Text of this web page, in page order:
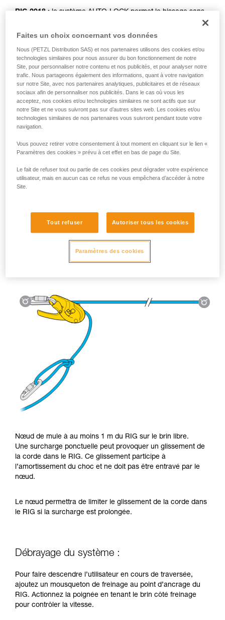
RIG 2018 : le système AUTO-LOCK permet le hissage sans
RIG < 2018 :poignée en position b (assurage).
Mouflage simple, traction par deux personnes.
automatiquement et ramène la poignée en position d’arrêt.
poignée en position c (maintien au travail).
Nœud de mule à au moins 1 m du RIG sur le brin libre.
Une surcharge ponctuelle peut provoquer un glissement de
la corde dans le RIG. Ce glissement participe à
l’amortissement du choc et ne doit pas être entravé par le
nœud.
Le nœud permettra de limiter le glissement de la corde dans
le RIG si la surcharge est prolongée.
Débrayage du système :
Pour faire descendre l’utilisateur en cours de traversée,
ajoutez un mousqueton de freinage au point d’ancrage du
RIG. Actionnez la poignée en tenant le brin côté freinage
pour contrôler la vitesse.
Faites un choix concernant vos données
Nous (PETZL Distribution SAS) et nos partenaires utilisons des cookies et/ou
technologies similaires pour nous assurer du bon fonctionnement de notre
Site, pour personnaliser notre contenu et nos publicités, et pour analyser notre
trafic. Nous partageons également des informations, quant à votre navigation
sur notre Site, avec nos partenaires analytiques, publicitaires et de réseaux
sociaux afin de personnaliser nos publicités. Dans le cas où vous les
acceptez, nos cookies et/ou technologies similaires ne sont actifs que sur
notre Site et ne vous suivront pas sur d’autres sites web. Les cookies et/ou
technologies similaires de nos partenaires vous suivront pendant toute votre
navigation.
Vous pouvez retirer votre consentement à tout moment en cliquant sur le lien «
Paramètres des cookies » prévu à cet effet en bas de page du Site.
Le fait de refuser tout ou partie de ces cookies peut dégrader votre expérience
utilisateur, mais en aucun cas ce refus ne vous empêchera d’accéder à notre
Site.
Tout refuser Autoriser tous les cookies
Paramètres des cookies